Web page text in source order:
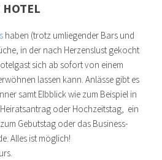
haben (trotz umliegender Bars und
in der nach Herzenslust gekocht
sich ab sofort von einem
lassen kann. Anlässe gibt es
samt Elbblick wie zum Beispiel in
oder Hochzeitstag, ein
Gebutstag oder das Business-
Alles ist möglich!